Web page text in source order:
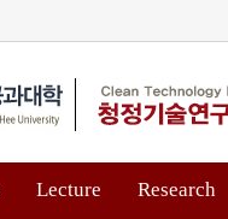
Lecture Research